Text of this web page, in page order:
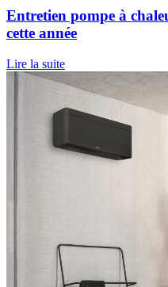
Entretien pompe à
cette année
Lire la suite